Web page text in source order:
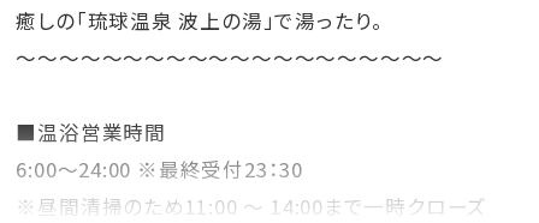
癒しの「琉球温泉 波上の湯」で湯ったり。
～～～～～～～～～～～～～～～～～～～～
■温浴営業時間
6:00～24:00 ※最終受付23：30
※昼間清掃のため11:00 ～ 14:00まで一時クローズ